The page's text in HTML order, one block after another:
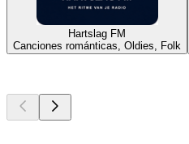
Hartslag FM
Canciones románticas, Oldies, Folk